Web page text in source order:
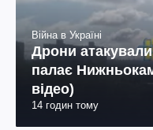
Війна в Україні
Дрони
палає
відео)
14 годин тому